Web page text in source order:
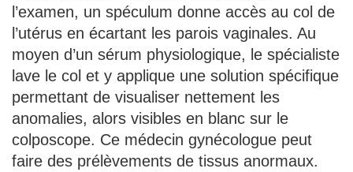
l’examen, un spéculum donne accès au col de
l’utérus en écartant les parois vaginales. Au
moyen d’un sérum physiologique, le spécialiste
lave le col et y applique une solution spécifique
permettant de visualiser nettement les
anomalies, alors visibles en blanc sur le
colposcope. Ce médecin gynécologue peut
faire des prélèvements de tissus anormaux.